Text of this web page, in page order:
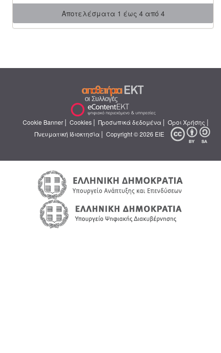
Αποτελέσματα 1 έως 4 από 4
Cookie Banner | Cookies | Προσωπικά δεδομένα | Όροι Χρήσης |
Πνευματική Ιδιοκτησία | Copyright © 2026 ΕΙΕ